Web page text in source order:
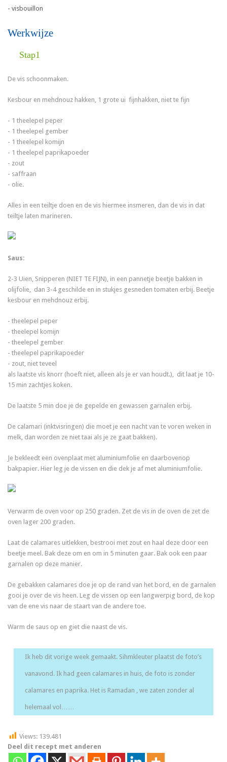
- visbouillon
Werkwijze
Stap1
De vis schoonmaken.
Kesbour en mehdnouz hakken, 1 grote ui fijnhakken, niet te fijn
- 1 theelepel peper
- 1 theelepel gember
- 1 theelepel komijn
- 1 theelepel paprikapoeder
- zout
- saffraan
- olie.
Alles in een teiltje doen en de vis hiermee insmeren, dan de vis in dat
teiltje laten marineren.
Saus:
2-3 Uien, Snipperen (NIET TE FIJN), in een pannetje beetje bakken in
olijfolie, dan 3-4 geschilde en in stukjes gesneden tomaten erbij. Beetje
kesbour en mehdnouz erbij.
- theelepel peper
- theelepel komijn
- theelepel gember
- theelepel paprikapoeder
- zout, niet teveel
als laatste vis knorr (hoeft niet, alleen als je er van houdt.), dit laat je 10-
15 min zachtjes koken.
De laatste 5 min doe je de gepelde en gewassen garnalen erbij.
De calamari (inktvisringen) die moet je een nacht van te voren weken in
melk, dan worden ze niet taai als je ze gaat bakken).
Je bekleedt een ovenplaat met aluminiumfolie en daarbovenop
bakpapier. Hier leg je de vissen en die dek je af met aluminiumfolie.
Verwarm de oven voor op 250 graden. Zet de vis in de oven de zet de
oven lager 200 graden.
Laat de calamares uitlekken, bestrooi met zout en haal deze door een
beetje meel. Bak deze om en om in 5 minuten gaar. Bak ook een paar
garnalen op deze manier.
De gebakken calamares doe je op de rand van het bord, en de garnalen
gooi je over de vis heen. Leg de vissen op een langwerpig bord, de kop
van de ene vis naar de staart van de andere toe.
Warm de saus op en giet die naast de vis.
Ik heb dit vorige week gemaakt. Sihmkleuter plaatst de foto’s
vanavond. Ik had geen calamares in huis, de foto is zonder
calamares en paprika. Het is Ramadan , we zaten zonder al
helemaal vol……
Views: 139.481
Deel dit recept met anderen